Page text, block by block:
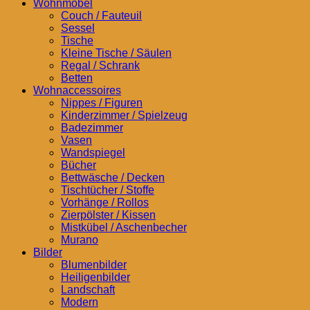
Wohnmöbel
Couch / Fauteuil
Sessel
Tische
Kleine Tische / Säulen
Regal / Schrank
Betten
Wohnaccessoires
Nippes / Figuren
Kinderzimmer / Spielzeug
Badezimmer
Vasen
Wandspiegel
Bücher
Bettwäsche / Decken
Tischtücher / Stoffe
Vorhänge / Rollos
Zierpölster / Kissen
Mistkübel / Aschenbecher
Murano
Bilder
Blumenbilder
Heiligenbilder
Landschaft
Modern